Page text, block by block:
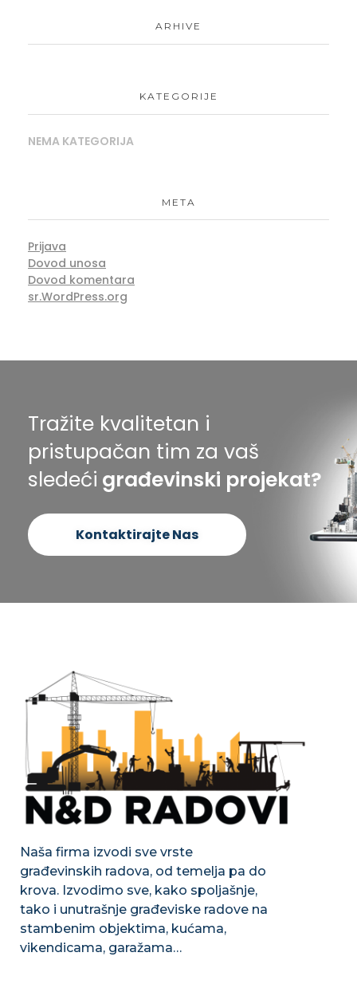
ARHIVE
KATEGORIJE
NEMA KATEGORIJA
META
Prijava
Dovod unosa
Dovod komentara
sr.WordPress.org
Tražite kvalitetan i
pristupačan tim za vaš
sledeći građevinski projekat?
Kontaktirajte Nas
Naša firma izvodi sve vrste
građevinskih radova, od temelja pa do
krova. Izvodimo sve, kako spoljašnje,
tako i unutrašnje građeviske radove na
stambenim objektima, kućama,
vikendicama, garažama…